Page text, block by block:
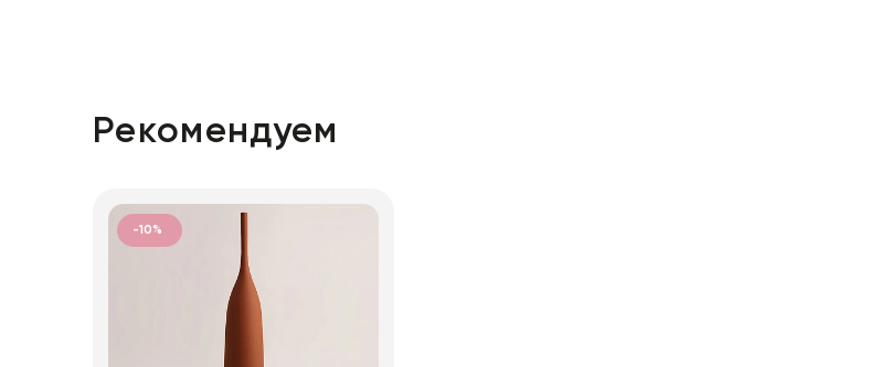
Рекомендуем
-10%